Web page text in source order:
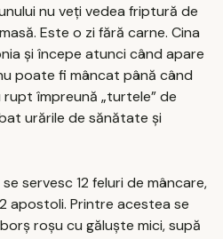
nu veți vedea friptură de
Este o zi fără carne. Cina
și începe atunci când apare
poate fi mâncat până când
împreună „turtele” de
urările de sănătate și
servesc 12 feluri de mâncare,
apostoli. Printre acestea se
roșu cu găluște mici, supă